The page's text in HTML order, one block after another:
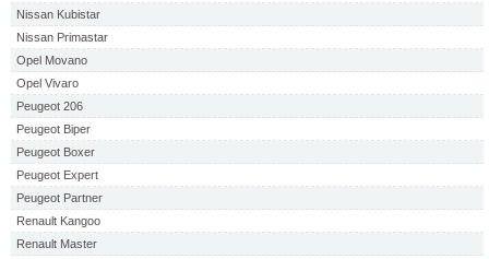
Nissan Kubistar
Nissan Primastar
Opel Movano
Opel Vivaro
Peugeot 206
Peugeot Biper
Peugeot Boxer
Peugeot Expert
Peugeot Partner
Renault Kangoo
Renault Master